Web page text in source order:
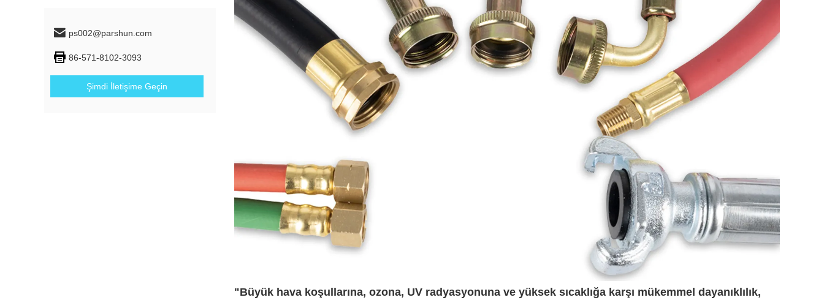
ps002@parshun.com
86-571-8102-3093
Şimdi İletişime Geçin
"Büyük hava koşullarına, ozona, UV radyasyonuna ve yüksek sıcaklığa karşı mükemmel dayanıklılık,